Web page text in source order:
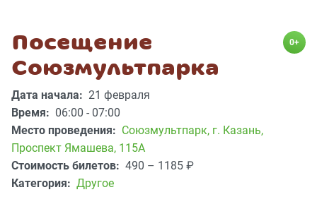
Посещение
Союзмультпарка
0+
Дата начала: 21 февраля
Время: 06:00 - 07:00
Место проведения: Союзмультпарк, г. Казань,
Проспект Ямашева, 115А
Стоимость билетов: 490 – 1185 ₽
Категория: Другое